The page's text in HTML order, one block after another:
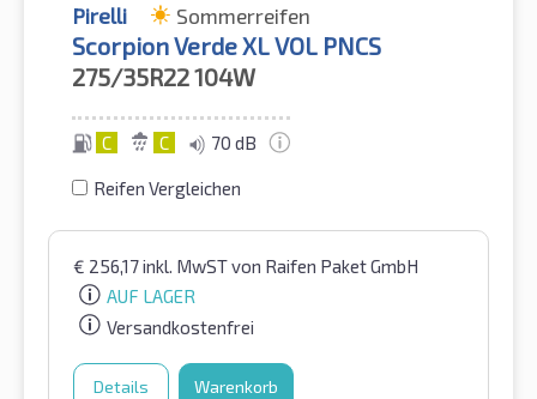
Pirelli Sommerreifen
Scorpion Verde XL VOL PNCS
275/35R22104W
C C 70 dB
Reifen Vergleichen
€ 256,17inkl. MwSTvon Raifen Paket GmbH
AUF LAGER
Versandkostenfrei
Details Warenkorb